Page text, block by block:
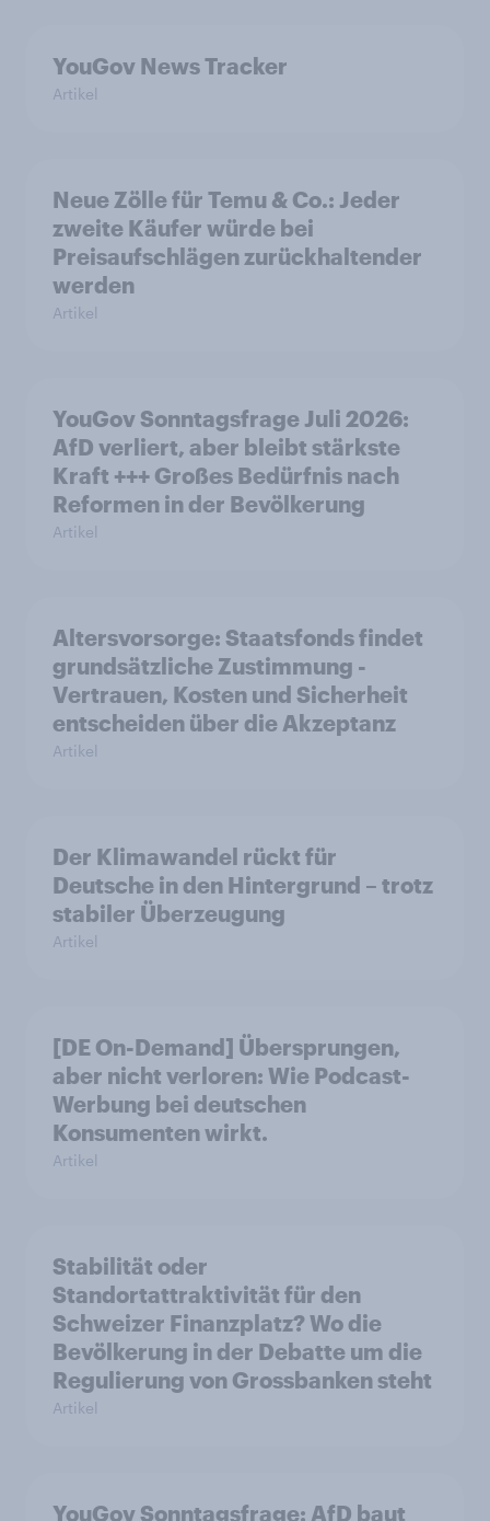
YouGov News Tracker
Artikel
Neue Zölle für Temu & Co.: Jeder
zweite Käufer würde bei
Preisaufschlägen zurückhaltender
werden
Artikel
YouGov Sonntagsfrage Juli 2026:
AfD verliert, aber bleibt stärkste
Kraft +++ Großes Bedürfnis nach
Reformen in der Bevölkerung
Artikel
Altersvorsorge: Staatsfonds findet
grundsätzliche Zustimmung -
Vertrauen, Kosten und Sicherheit
entscheiden über die Akzeptanz
Artikel
Der Klimawandel rückt für
Deutsche in den Hintergrund – trotz
stabiler Überzeugung
Artikel
[DE On-Demand] Übersprungen,
aber nicht verloren: Wie Podcast-
Werbung bei deutschen
Konsumenten wirkt.
Artikel
Stabilität oder
Standortattraktivität für den
Schweizer Finanzplatz? Wo die
Bevölkerung in der Debatte um die
Regulierung von Grossbanken steht
Artikel
YouGov Sonntagsfrage: AfD baut